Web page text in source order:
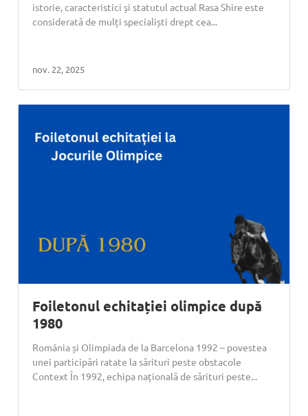
istorie, caracteristici și statutul actual Rasa Shire este
considerată de mulți specialiști drept cea...
nov. 22, 2025
Foiletonul echitației olimpice după
1980
România și Olimpiada de la Barcelona 1992 – povestea
unei participări ratate la sărituri peste obstacole
Context În 1992, echipa națională de sărituri peste...